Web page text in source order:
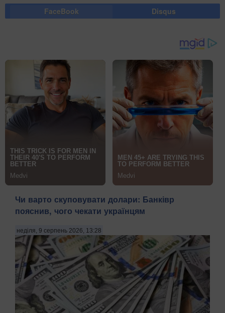
FaceBook Disqus
Чи варто скуповувати долари: Банківр
пояснив, чого чекати українцям
неділя, 9 серпень 2026, 13:28